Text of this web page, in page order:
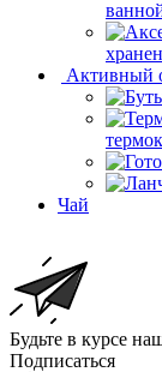
Активный
Чай
Будьте в курсе
Подписаться